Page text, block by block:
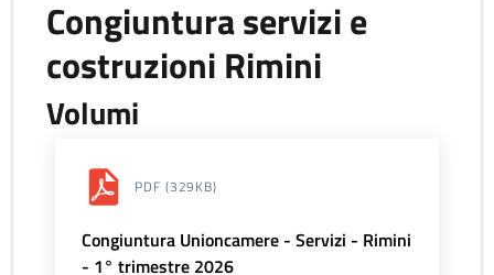
Congiuntura servizi e
costruzioni Rimini
Volumi
PDF (329KB)
Congiuntura Unioncamere - Servizi - Rimini
- 1° trimestre 2026